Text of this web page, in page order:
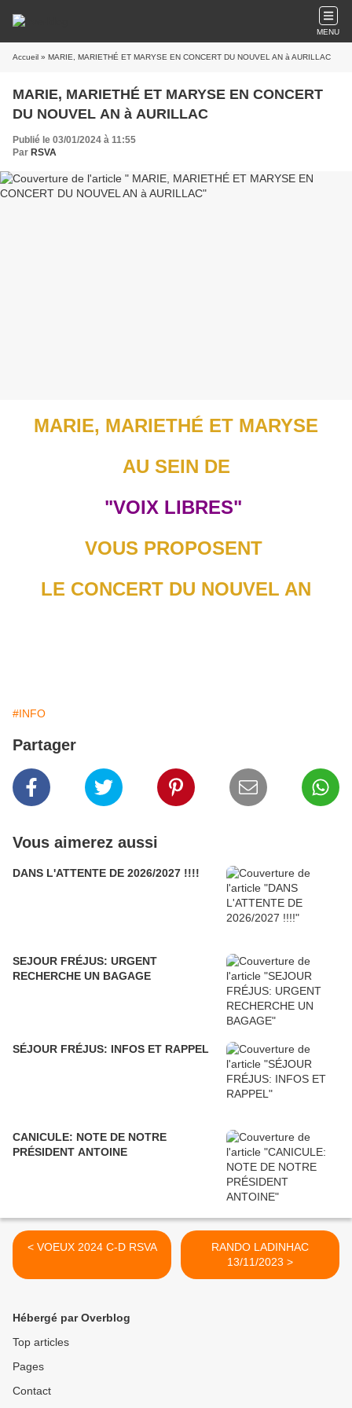
MENU
Accueil » MARIE, MARIETHÉ ET MARYSE EN CONCERT DU NOUVEL AN à AURILLAC
MARIE, MARIETHÉ ET MARYSE EN CONCERT
DU NOUVEL AN à AURILLAC
Publié le 03/01/2024 à 11:55
Par RSVA
MARIE, MARIETHÉ ET MARYSE
AU SEIN DE
"VOIX LIBRES"
VOUS PROPOSENT
LE CONCERT DU NOUVEL AN
#INFO
Partager
Vous aimerez aussi
DANS L'ATTENTE DE 2026/2027 !!!!
SEJOUR FRÉJUS: URGENT
RECHERCHE UN BAGAGE
SÉJOUR FRÉJUS: INFOS ET RAPPEL
CANICULE: NOTE DE NOTRE
PRÉSIDENT ANTOINE
< VOEUX 2024 C-D RSVA
RANDO LADINHAC
13/11/2023 >
Hébergé par Overblog
Top articles
Pages
Contact